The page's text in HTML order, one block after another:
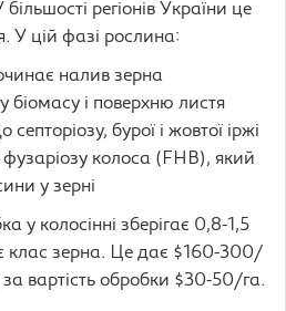
регіонів України це
У цій фазі рослина:
налив зерна
і поверхню листя
бурої і жовтої іржі
колоса (FHB), який
у зерні
у колосінні зберігає 0,8-1,5
клас зерна. Це дає $160-300/
вартість обробки $30-50/га.